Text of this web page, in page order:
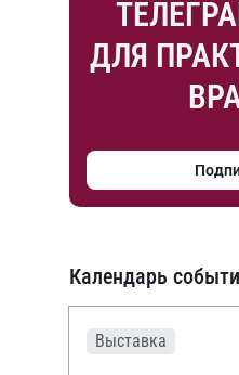
ДЛЯ
Календарь
Выставка